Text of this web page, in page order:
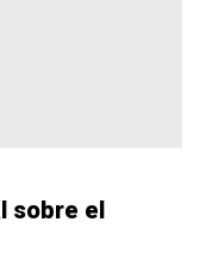
sobre el